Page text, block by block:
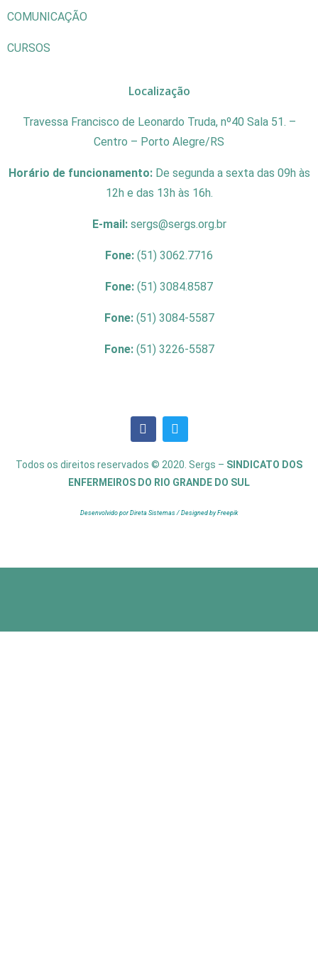
COMUNICAÇÃO
CURSOS
Localização
Travessa Francisco de Leonardo Truda, nº40 Sala 51. –
Centro – Porto Alegre/RS
Horário de funcionamento: De segunda a sexta das 09h às
12h e das 13h às 16h.
E-mail: sergs@sergs.org.br
Fone: (51) 3062.7716
Fone: (51) 3084.8587
Fone: (51) 3084-5587
Fone: (51) 3226-5587
Todos os direitos reservados © 2020. Sergs – SINDICATO DOS
ENFERMEIROS DO RIO GRANDE DO SUL
Desenvolvido por Direta Sistemas / Designed by Freepik